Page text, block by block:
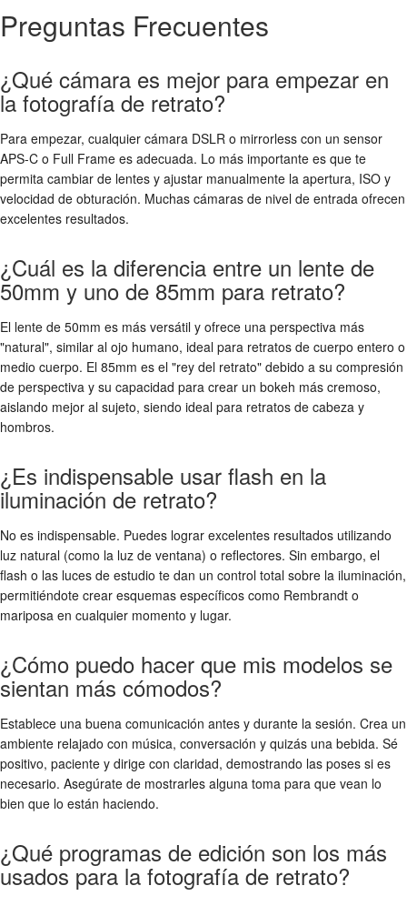
Preguntas Frecuentes
¿Qué cámara es mejor para empezar en
la fotografía de retrato?
Para empezar, cualquier cámara DSLR o mirrorless con un sensor
APS-C o Full Frame es adecuada. Lo más importante es que te
permita cambiar de lentes y ajustar manualmente la apertura, ISO y
velocidad de obturación. Muchas cámaras de nivel de entrada ofrecen
excelentes resultados.
¿Cuál es la diferencia entre un lente de
50mm y uno de 85mm para retrato?
El lente de 50mm es más versátil y ofrece una perspectiva más
"natural", similar al ojo humano, ideal para retratos de cuerpo entero o
medio cuerpo. El 85mm es el "rey del retrato" debido a su compresión
de perspectiva y su capacidad para crear un bokeh más cremoso,
aislando mejor al sujeto, siendo ideal para retratos de cabeza y
hombros.
¿Es indispensable usar flash en la
iluminación de retrato?
No es indispensable. Puedes lograr excelentes resultados utilizando
luz natural (como la luz de ventana) o reflectores. Sin embargo, el
flash o las luces de estudio te dan un control total sobre la iluminación,
permitiéndote crear esquemas específicos como Rembrandt o
mariposa en cualquier momento y lugar.
¿Cómo puedo hacer que mis modelos se
sientan más cómodos?
Establece una buena comunicación antes y durante la sesión. Crea un
ambiente relajado con música, conversación y quizás una bebida. Sé
positivo, paciente y dirige con claridad, demostrando las poses si es
necesario. Asegúrate de mostrarles alguna toma para que vean lo
bien que lo están haciendo.
¿Qué programas de edición son los más
usados para la fotografía de retrato?